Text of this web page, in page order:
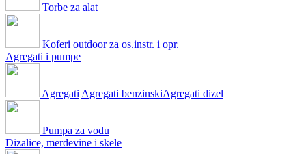
Torbe za alat
Koferi outdoor za os.instr. i opr.
Agregati i pumpe
Agregati Agregati benzinskiAgregati dizel
Pumpa za vodu
Dizalice, merdevine i skele